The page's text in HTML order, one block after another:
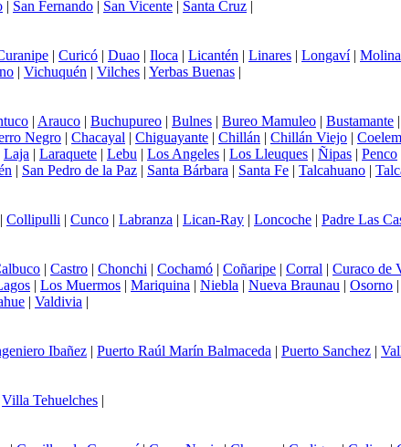
| San Fernando | San Vicente | Santa Cruz |
| Curicó | Duao | Iloca | Licantén | Linares | Longaví| Molina
| Vichuquén | Vilches | Yerbas Buenas |
| Arauco | Buchupureo | Bulnes | Bureo Mamuleo | Bustamante |
Negro | Chacayal | Chiguayante | Chillán | Chillán Viejo |
Laja | Laraquete | Lebu | Los Angeles | Los Lleuques | Ñipas | Penco
| San Pedro de la Paz | Santa Bárbara | Santa Fe | Talcahuano |
| Collipulli | Cunco | Labranza | Lican-Ray | Loncoche | Padre Las
| Castro | Chonchi | Cochamó | Coñaripe | Corral | Curaco de
| Los Muermos | Mariquina | Niebla | Nueva Braunau | Osorno |
| Valdivia |
Ibañez | Puerto Raúl Marín Balmaceda | Puerto Sanchez |
Villa Tehuelches |